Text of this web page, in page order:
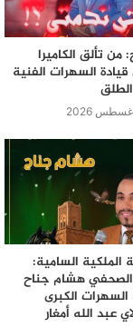
تألق الكاميرا
السهرات الفنية
الملكية السامية:
الصحفي هشام جناح
الكبرى
عبد الله أمغار